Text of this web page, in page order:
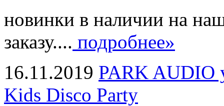
новинки в наличии на
заказу.... подробнее»
16.11.2019 PARK AUDIO
Kids Disco Party